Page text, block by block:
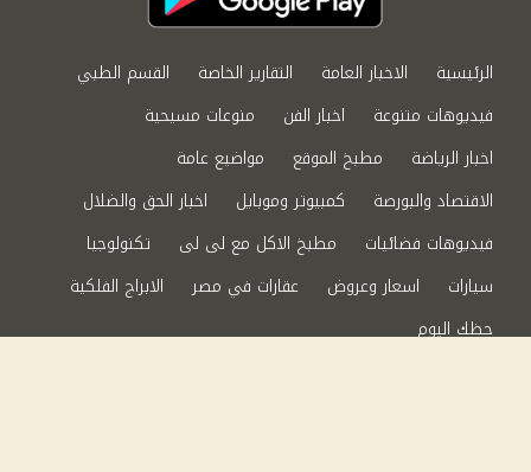
الرئيسية الاخبار العامة التقارير الخاصة
القسم الطبي
فيديوهات متنوعة
اخبار الفن
منوعات مسيحية
اخبار الرياضة
مطبخ الموقع
مواضيع عامة
الاقتصاد والبورصة
كمبيوتر وموبايل
اخبار الحق والضلال
فيديوهات فضائيات
مطبخ الاكل مع لى لى
تكنولوجيا
سيارات
اسعار وعروض عقارات في مصر
الابراج الفلكية
حظك اليوم